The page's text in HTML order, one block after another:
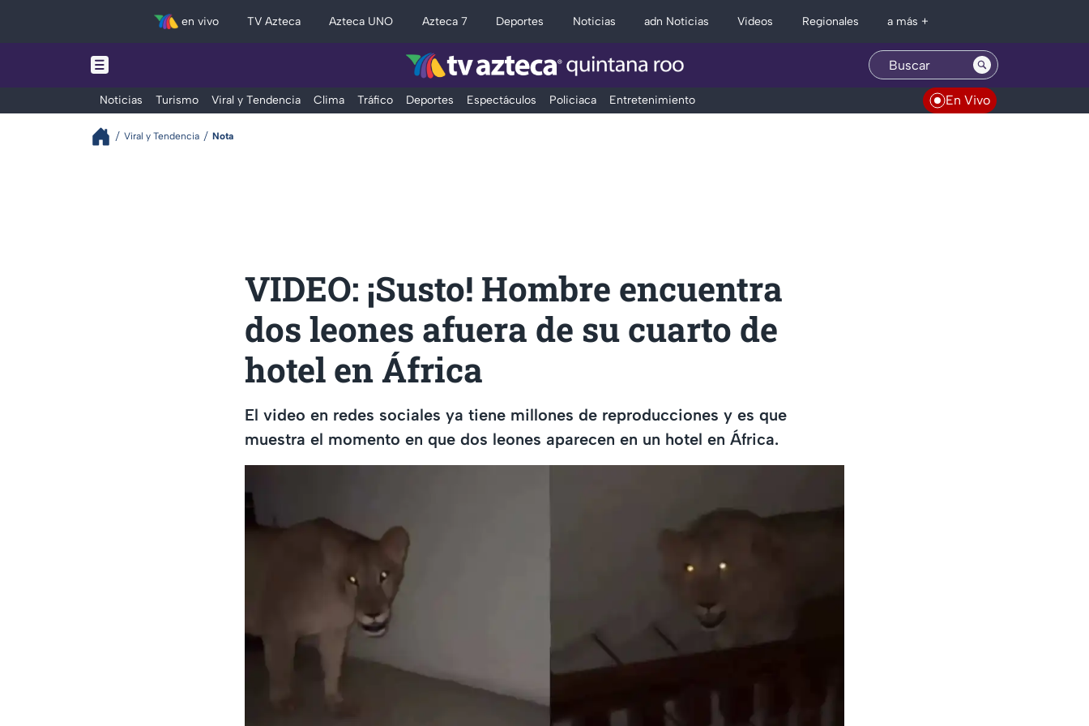
en vivo TV Azteca Azteca UNO Azteca 7 Deportes Noticias adn Noticias Videos Regionales a más +
Noticias Turismo Viral y Tendencia Clima Tráfico Deportes Espectáculos Policiaca Entretenimiento En Vivo
Viral y Tendencia Nota
VIDEO: ¡Susto! Hombre encuentra
dos leones afuera de su cuarto de
hotel en África
El video en redes sociales ya tiene millones de reproducciones y es que
muestra el momento en que dos leones aparecen en un hotel en África.